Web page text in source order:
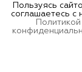
Пользуясь
соглашаетесь с
Политикой